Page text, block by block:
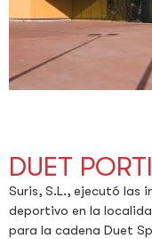
DUET
Suris, S.L., ejecutó las
deportivo en la
para la cadena Duet